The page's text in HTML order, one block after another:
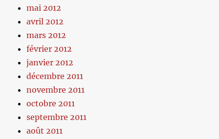
mai 2012
avril 2012
mars 2012
février 2012
janvier 2012
décembre 2011
novembre 2011
octobre 2011
septembre 2011
août 2011